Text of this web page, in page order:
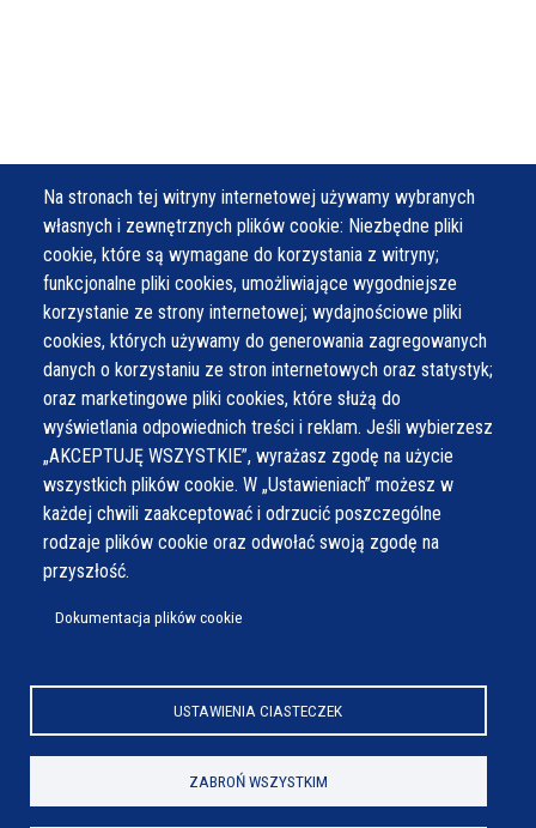
Na stronach tej witryny internetowej używamy wybranych
własnych i zewnętrznych plików cookie: Niezbędne pliki
cookie, które są wymagane do korzystania z witryny;
funkcjonalne pliki cookies, umożliwiające wygodniejsze
korzystanie ze strony internetowej; wydajnościowe pliki
cookies, których używamy do generowania zagregowanych
danych o korzystaniu ze stron internetowych oraz statystyk;
oraz marketingowe pliki cookies, które służą do
wyświetlania odpowiednich treści i reklam. Jeśli wybierzesz
„AKCEPTUJĘ WSZYSTKIE”, wyrażasz zgodę na użycie
wszystkich plików cookie. W „Ustawieniach” możesz w
każdej chwili zaakceptować i odrzucić poszczególne
rodzaje plików cookie oraz odwołać swoją zgodę na
przyszłość.
Dokumentacja plików cookie
USTAWIENIA CIASTECZEK
ZABROŃ WSZYSTKIM